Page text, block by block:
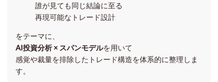
誰が見ても同じ結論に至る
再現可能なトレード設計
をテーマに、
AI投資分析 × スパンモデルを用いて
感覚や裁量を排除したトレード構造を体系的に整理しま
す。